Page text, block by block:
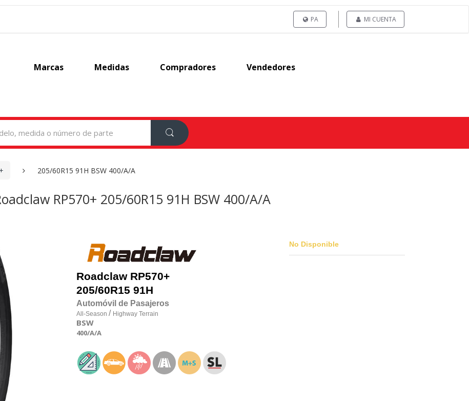
PA MI CUENTA
Marcas Medidas Compradores Vendedores
205/60R15 91H BSW 400/A/A
RP570+ 205/60R15 91H BSW 400/A/A
Roadclaw RP570+
205/60R15 91H
Automóvil de Pasajeros
All-Season / Highway Terrain
BSW
400/A/A
No Disponible